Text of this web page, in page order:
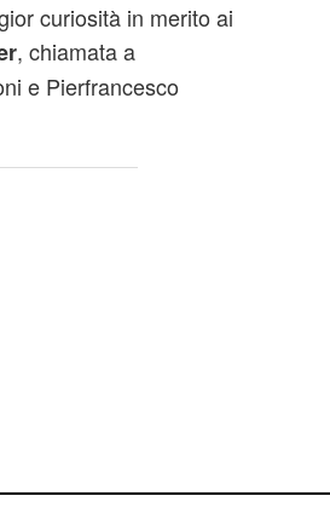
curiosità in merito ai
, chiamata a
e Pierfrancesco